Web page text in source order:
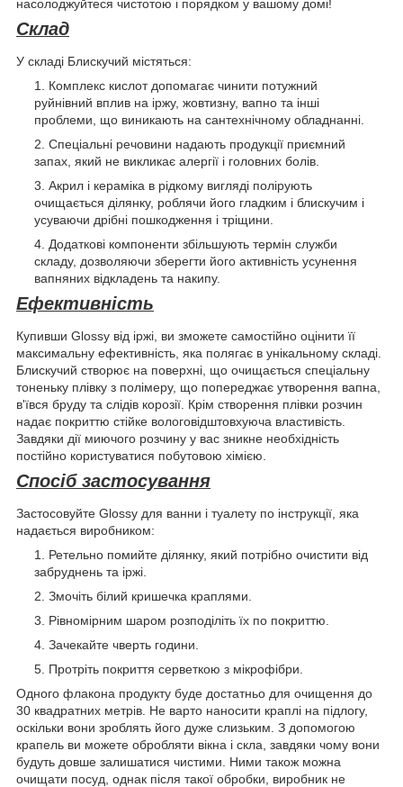
насолоджуйтеся чистотою і порядком у вашому домі!
Склад
У складі Блискучий містяться:
Комплекс кислот допомагає чинити потужний
руйнівний вплив на іржу, жовтизну, вапно та інші
проблеми, що виникають на сантехнічному обладнанні.
Спеціальні речовини надають продукції приємний
запах, який не викликає алергії і головних болів.
Акрил і кераміка в рідкому вигляді полірують
очищається ділянку, роблячи його гладким і блискучим і
усуваючи дрібні пошкодження і тріщини.
Додаткові компоненти збільшують термін служби
складу, дозволяючи зберегти його активність усунення
вапняних відкладень та накипу.
Ефективність
Купивши Glossy від іржі, ви зможете самостійно оцінити її
максимальну ефективність, яка полягає в унікальному складі.
Блискучий створює на поверхні, що очищається спеціальну
тоненьку плівку з полімеру, що попереджає утворення вапна,
в'ївся бруду та слідів корозії. Крім створення плівки розчин
надає покриттю стійке вологовідштовхуюча властивість.
Завдяки дії миючого розчину у вас зникне необхідність
постійно користуватися побутовою хімією.
Спосіб застосування
Застосовуйте Glossy для ванни і туалету по інструкції, яка
надається виробником:
Ретельно помийте ділянку, який потрібно очистити від
забруднень та іржі.
Змочіть білий кришечка краплями.
Рівномірним шаром розподіліть їх по покриттю.
Зачекайте чверть години.
Протріть покриття серветкою з мікрофібри.
Одного флакона продукту буде достатньо для очищення до
30 квадратних метрів. Не варто наносити краплі на підлогу,
оскільки вони зроблять його дуже слизьким. З допомогою
крапель ви можете обробляти вікна і скла, завдяки чому вони
будуть довше залишатися чистими. Ними також можна
очищати посуд, однак після такої обробки, виробник не